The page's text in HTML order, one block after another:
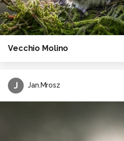
Vecchio Molino
J Jan.Mrosz